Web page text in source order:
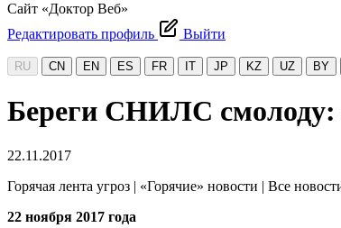
Сайт «Доктор Веб»
Редактировать профиль
Выйти
RU CN EN ES FR IT JP KZ UZ BY
Береги СНИЛС смолоду:
22.11.2017
Горячая лента угроз | «Горячие» новости | Все
22 ноября 2017 года